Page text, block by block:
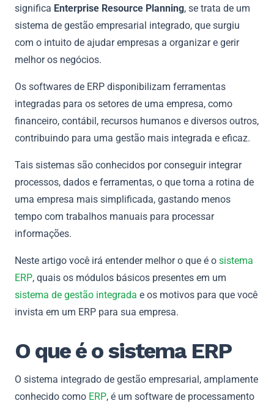
significa Enterprise Resource Planning, se trata de um
sistema de gestão empresarial integrado, que surgiu
com o intuito de ajudar empresas a organizar e gerir
melhor os negócios.
Os softwares de ERP disponibilizam ferramentas
integradas para os setores de uma empresa, como
financeiro, contábil, recursos humanos e diversos outros,
contribuindo para uma gestão mais integrada e eficaz.
Tais sistemas são conhecidos por conseguir integrar
processos, dados e ferramentas, o que torna a rotina de
uma empresa mais simplificada, gastando menos
tempo com trabalhos manuais para processar
informações.
Neste artigo você irá entender melhor o que é o sistema
ERP, quais os módulos básicos presentes em um
sistema de gestão integrada e os motivos para que você
invista em um ERP para sua empresa.
O que é o sistema ERP
O sistema integrado de gestão empresarial, amplamente
conhecido como ERP, é um software de processamento